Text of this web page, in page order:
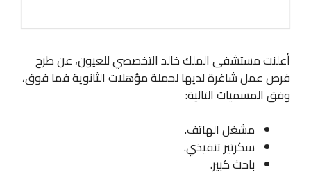
أعلنت مستشفى الملك خالد التخصصي للعيون، عن طرح
فرص عمل شاغرة لديها لحملة مؤهلات الثانوية فما فوق،
وفق المسميات التالية:
مشغل الهاتف.
سكرتير تنفيذي.
باحث كبير.